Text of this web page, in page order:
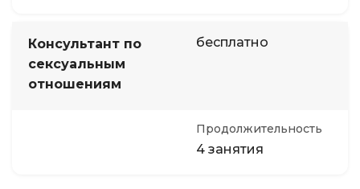
Консультант по
сексуальным
отношениям
бесплатно
Продолжительность
4 занятия